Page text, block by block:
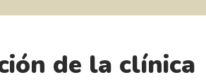
de la clínica